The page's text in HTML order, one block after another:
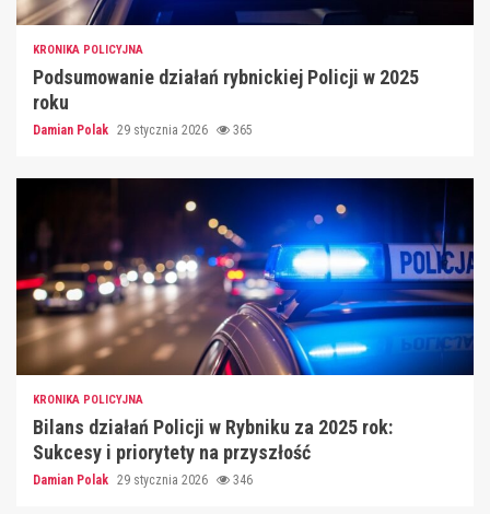
KRONIKA POLICYJNA
Podsumowanie działań rybnickiej Policji w 2025
roku
Damian Polak 29 stycznia 2026 365
KRONIKA POLICYJNA
Bilans działań Policji w Rybniku za 2025 rok:
Sukcesy i priorytety na przyszłość
Damian Polak 29 stycznia 2026 346